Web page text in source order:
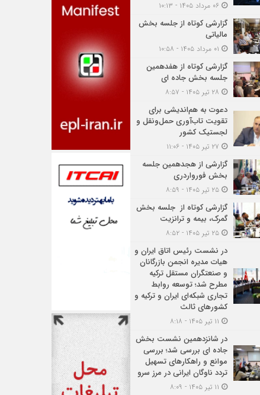
گزارشی کوتاه از جلسه بخش
مالیاتی
گزارشی کوتاه از هفدهمین
جلسه بخش جاده ای
دعوت به هم‌اندیشی برای
تقویت تاب‌آوری حمل‌ونقل و
لجستیک کشور
گزارشی از هجدهمین جلسه
بخش فورواردری
۲۵ تیر ۱۴۰۵ - ۸:۵۹
گزارشی کوتاه از جلسه بخش
گمرک، بیمه و ترانزیت
۲۵ تیر ۱۴۰۵ - ۸:۵۲
در نشست رئیس اتاق ایران و
هیات مدیره انجمن بازرگانان
و صنعتگران مستقل ترکیه
مطرح شد؛ توسعه روابط
تجاری شبکه‌ای ایران و ترکیه و
کشورهای ثالث
در شانزدهمین نشست بخش
جاده ای بررسی شد؛ بررسی
موانع و راهکارهای تسهیل
تردد ناوگان ایرانی در مرز سرو